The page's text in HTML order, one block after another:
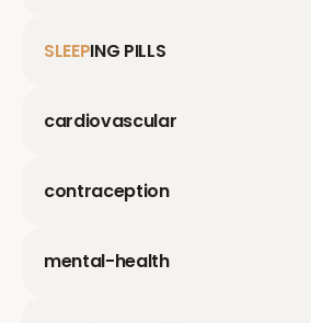
SLEEPING PILLS
cardiovascular
contraception
mental-health